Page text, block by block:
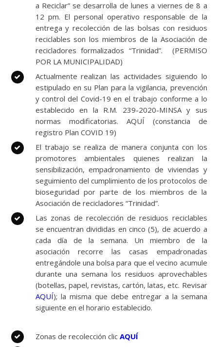
a Reciclar” se desarrolla de lunes a viernes de 8 a
12 pm. El personal operativo responsable de la
entrega y recolección de las bolsas con residuos
reciclables son los miembros de la Asociación de
recicladores formalizados “Trinidad”. (PERMISO
POR LA MUNICIPALIDAD)
Actualmente realizan las actividades siguiendo lo
estipulado en su Plan para la vigilancia, prevención
y control del Covid-19 en el trabajo conforme a lo
establecido en la R.M. 239-2020-MINSA y sus
normas modificatorias. AQUÍ (constancia de
registro Plan COVID 19)
El trabajo se realiza de manera conjunta con los
promotores ambientales quienes realizan la
sensibilización, empadronamiento de viviendas y
seguimiento del cumplimiento de los protocolos de
bioseguridad por parte de los miembros de la
Asociación de recicladores “Trinidad”.
Las zonas de recolección de residuos reciclables
se encuentran divididas en cinco (5), de acuerdo a
cada día de la semana. Un miembro de la
asociación recorre las casas empadronadas
entregándole una bolsa para que el vecino acumule
durante una semana los residuos aprovechables
(botellas, papel, revistas, cartón, latas, etc. Revisar
AQUÍ); la misma que debe entregar a la semana
siguiente en el horario establecido.
Zonas de recolección clic AQUÍ